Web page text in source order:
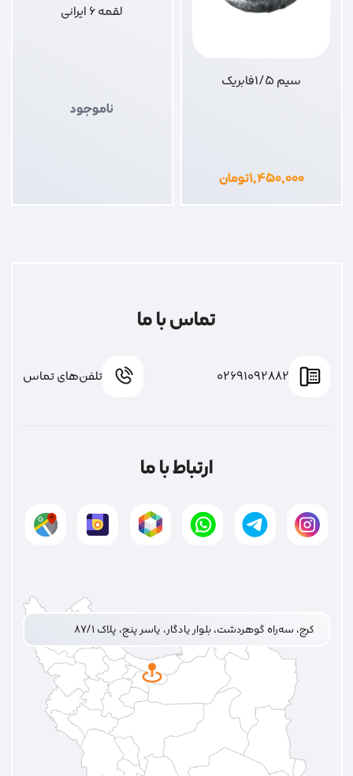
سیم 1/5فابریک
۱,۴۵۰,۰۰۰تومان
لقمه 6 ایرانی
ناموجود
تماس با ما
02691092882 تلفن‌های تماس
ارتباط با ما
کرج، سه‌راه گوهردشت، بلوار یادگار، یاسر پنج، پلاک ۸۷/۱